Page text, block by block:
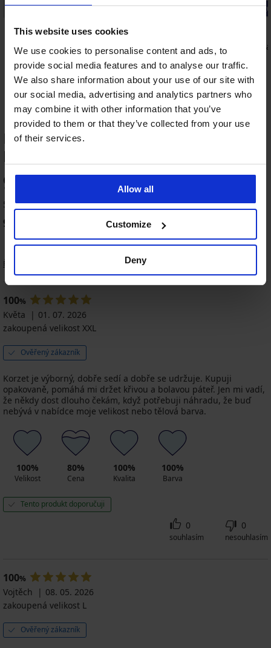
This website uses cookies
We use cookies to personalise content and ads, to
provide social media features and to analyse our traffic.
We also share information about your use of our site with
our social media, advertising and analytics partners who
may combine it with other information that you’ve
provided to them or that they’ve collected from your use
of their services.
Allow all
Customize
Deny
5
-20% BRA20
Podprsenka DAILY by IVA nevyztužená
vyhlazující
999 Kč
799 Kč kód: BRA20
-20% BRA20
1 099 Kč
879 Kč
Ester
HODNOCENÍ PRODUKTU Stahovací
korzet Elegant Shape
93
50 zákazníků produkt hodnotilo
90 zákazníků produkt doporučuje
Řazení
100%
Květa
01. 07. 2026
zakoupená velikost XXL
Ověřený zákazník
Korzet je výborný, dobře sedí a dobře se udržuje. Kupuji
opakovaně, pomáhá mi držet křivou a bolavou páteř. Jen mi vadí,
že někdy dost dlouho čekám, když potřebuji náhradu, že buď
nebývá v nabídce moje velikost nebo tělová barva.
100%
Velikost
80%
Cena
100%
Kvalita
100%
Barva
Tento produkt doporučuji
0
souhlasím
0
nesouhlasím
100%
Vojtěch
08. 05. 2026
zakoupená velikost L
Ověřený zákazník